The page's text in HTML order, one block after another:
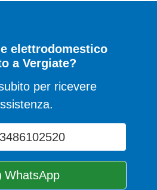
elettrodomestico
a Vergiate?
per ricevere
3486102520
WhatsApp